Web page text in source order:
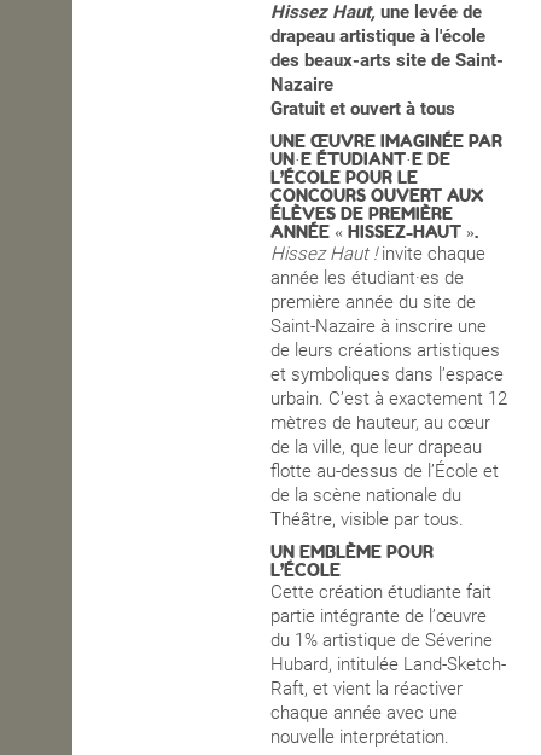
Hissez Haut, une levée de
drapeau artistique à l'école
des beaux-arts site de Saint-
Nazaire
Gratuit et ouvert à tous
UNE ŒUVRE IMAGINÉE PAR
UN·E ÉTUDIANT·E DE
L’ÉCOLE POUR LE
CONCOURS OUVERT AUX
ÉLÈVES DE PREMIÈRE
ANNÉE « HISSEZ-HAUT ».
Hissez Haut !invite chaque
année les étudiant·es de
première année du site de
Saint-Nazaire à inscrire une
de leurs créations artistiques
et symboliques dans l’espace
urbain. C’est à exactement 12
mètres de hauteur, au cœur
de la ville, que leur drapeau
flotte au-dessus de l’École et
de la scène nationale du
Théâtre, visible par tous.
UN EMBLÈME POUR
L’ÉCOLE
Cette création étudiante fait
partie intégrante de l’œuvre
du 1% artistique de Séverine
Hubard, intitulée Land-Sketch-
Raft, et vient la réactiver
chaque année avec une
nouvelle interprétation.